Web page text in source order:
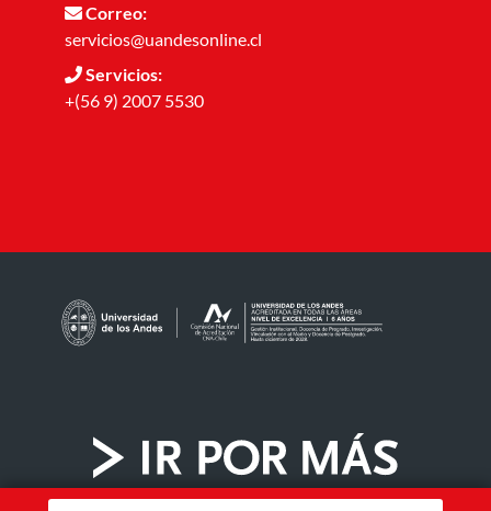
Correo:
servicios@uandesonline.cl
Servicios:
+(56 9) 2007 5530